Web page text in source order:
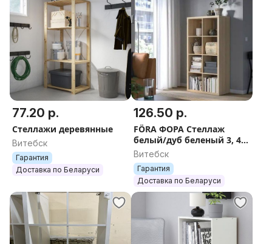
77.20 р.
Стеллажи деревянные
Витебск
Гарантия
Доставка по Беларуси
126.50 р.
FÖRA ФОРА Стеллаж
белый/дуб беленый 3, 4,
4L, 8, 12, 16 секций
Витебск
Гарантия
Доставка по Беларуси